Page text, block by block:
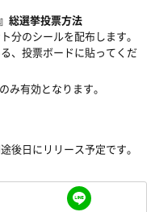
総選挙投票方法
分のシールを配布します。
、投票ボードに貼ってくだ
み有効となります。
後日にリリース予定です。